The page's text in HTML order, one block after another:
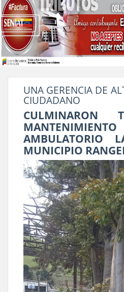
UNA GERENCIA DE
CIUDADANO
CULMINARON
AMBULATORIO
MUNICIPIO